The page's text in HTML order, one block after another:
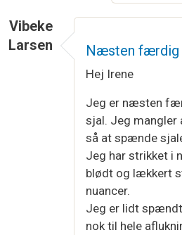
Vibeke
Larsen
Næsten færdig
Hej Irene
Jeg er næsten
sjal. Jeg mangler
så at spænde
Jeg har strikket i
blødt og lækkert
nuancer.
Jeg er lidt
nok til hele